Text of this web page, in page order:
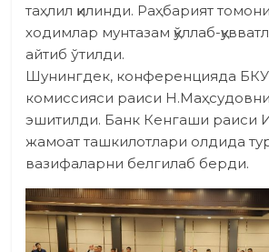
таҳлил қилинди. Раҳбарият
ходимлар мунтазам қўллаб-
айтиб ўтилди.
Шунингдек, конференция­да
комиссия­си раиси
эшитилди. Банк Кенгаши раиси
жамоат ташкилотлари олдида
вазифаларни белгилаб берди.